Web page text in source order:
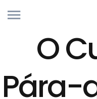
O
Pára-